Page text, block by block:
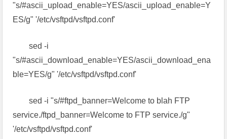
"s/#ascii_upload_enable=YES/ascii_upload_enable=Y
ES/g" '/etc/vsftpd/vsftpd.conf'
sed -i
"s/#ascii_download_enable=YES/ascii_download_ena
ble=YES/g" '/etc/vsftpd/vsftpd.conf'
sed -i "s/#ftpd_banner=Welcome to blah FTP
service./ftpd_banner=Welcome to FTP service./g"
'/etc/vsftpd/vsftpd.conf'